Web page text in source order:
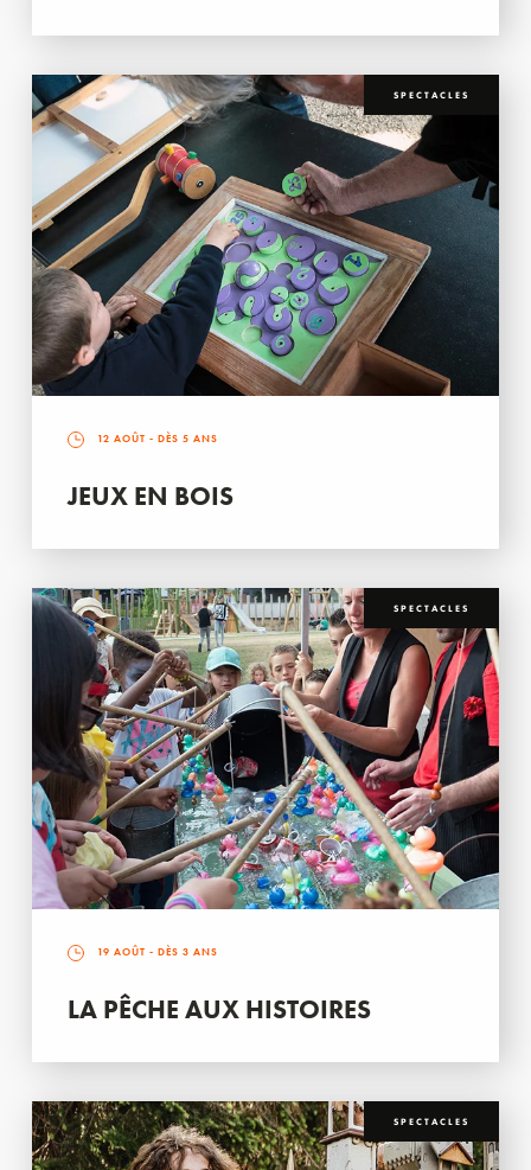
SPECTACLES
12 AOÛT - DÈS 5 ANS
JEUX EN BOIS
SPECTACLES
19 AOÛT - DÈS 3 ANS
LA PÊCHE AUX HISTOIRES
SPECTACLES